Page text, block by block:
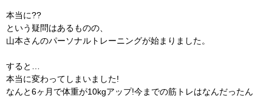
本当に??
という疑問はあるものの、
山本さんのパーソナルトレーニングが始まりました。
すると…
本当に変わってしまいました!
なんと6ヶ月で体重が10kgアップ!今までの筋トレはなんだったん